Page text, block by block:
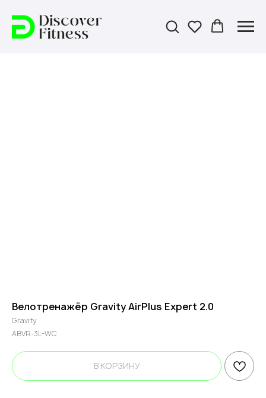
Велотренажёр Gravity AirPlus Expert 2.0
Gravity
ABVR-3L-WC
В КОРЗИНУ